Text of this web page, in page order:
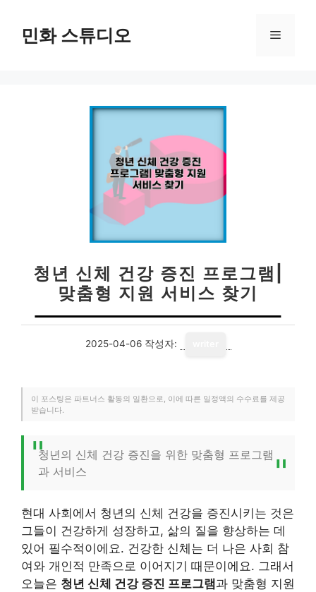
민화 스튜디오 메
청년 신체 건강 증진 프로그램|
맞춤형 지원 서비스 찾기
2025-04-06 작성자:
이 포스팅은 파트너스 활동의 일환으로, 이에 따른 일정액의 수수료를 제공
받습니다.
청년의 신체 건강 증진을 위한 맞춤형 프로그램
과 서비스
현대 사회에서 청년의 신체 건강을 증진시키는 것은
그들이 건강하게 성장하고, 삶의 질을 향상하는 데
있어 필수적이에요. 건강한 신체는 더 나은 사회 참
여와 개인적 만족으로 이어지기 때문이에요. 그래서
오늘은 청년 신체 건강 증진 프로그램과 맞춤형 지원